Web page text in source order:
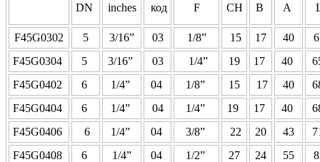
DN inches код F CH B A
F45G0302 5 3/16” 03 1/8” 15 17 40
F45G0304
5 3/16” 03 1/4” 19 17 40
F45G0402
6 1/4” 04 1/8” 15 17 40
F45G0404
6 1/4” 04 1/4” 19 17 40
F45G0406
6 1/4” 04 3/8” 22 20 43
F45G0408
6 1/4” 04 1/2” 27 24 55